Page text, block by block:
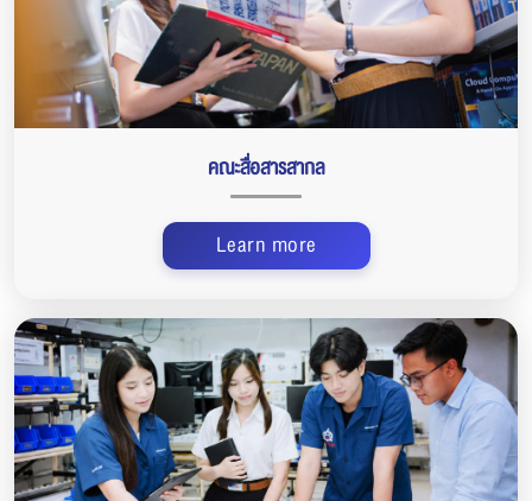
คณะสื่อสารสากล
Learn more